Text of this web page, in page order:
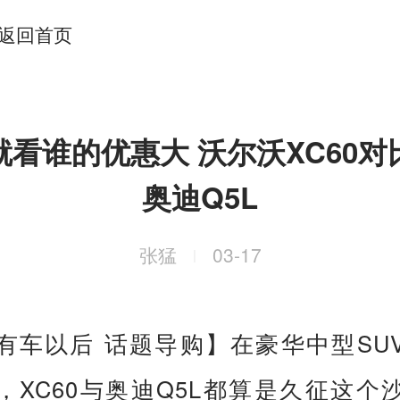
回首页
看谁的优惠大 沃尔沃XC60对
奥迪Q5L
张猛 03-17
车以后 话题导购】在豪华中型
XC60与奥迪Q5L都算是久征这个